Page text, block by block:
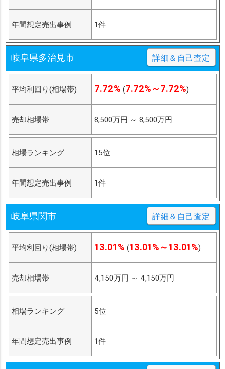
年間想定売出事例 1件
岐阜県多治見市 詳細＆自己査定
平均利回り(相場帯) 7.72% (7.72%～7.72%)
売却相場帯 8,500万円 ～ 8,500万円
相場ランキング 15位
年間想定売出事例 1件
岐阜県関市 詳細＆自己査定
平均利回り(相場帯) 13.01% (13.01%～13.01%)
売却相場帯 4,150万円 ～ 4,150万円
相場ランキング 5位
年間想定売出事例 1件